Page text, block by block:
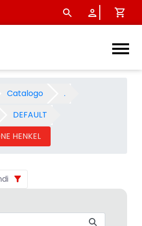
HENKEL -
Catalogo
.
DEFAULT
HENKEL